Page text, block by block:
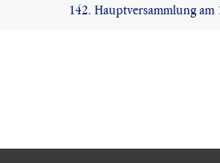
142. Hauptversammlung